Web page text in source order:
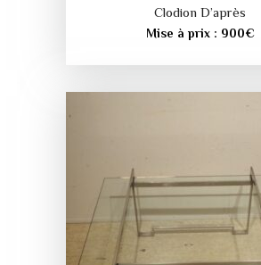
Clodion D’après
Mise à prix : 900€